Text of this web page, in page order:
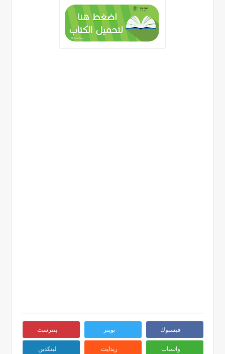
فيسبوك تويتر بنترست
واتساب ريدايت لينكدين